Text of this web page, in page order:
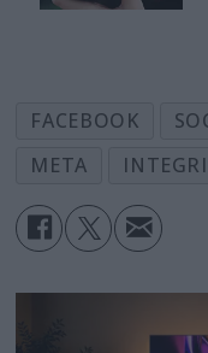
FACEBOOK
META